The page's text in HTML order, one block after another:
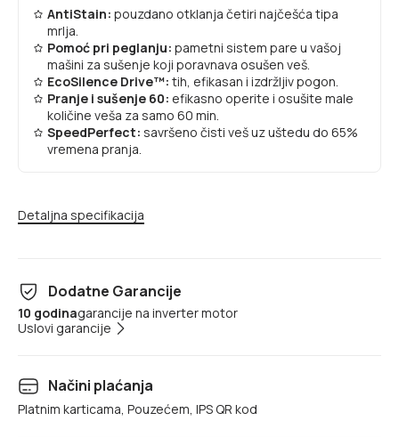
AntiStain: pouzdano otklanja četiri najčešća tipa
mrlja.
Pomoć pri peglanju: pametni sistem pare u vašoj
mašini za sušenje koji poravnava osušen veš.
EcoSilence Drive™: tih, efikasan i izdržljiv pogon.
Pranje i sušenje 60: efikasno operite i osušite male
količine veša za samo 60 min.
SpeedPerfect: savršeno čisti veš uz uštedu do 65%
vremena pranja.
Detaljna specifikacija
Dodatne Garancije
10 godinagarancije na inverter motor
Uslovi garancije
Načini plaćanja
Platnim karticama, Pouzećem, IPS QR kod